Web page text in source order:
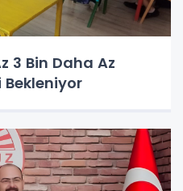
3 Bin Daha Az
Bekleniyor